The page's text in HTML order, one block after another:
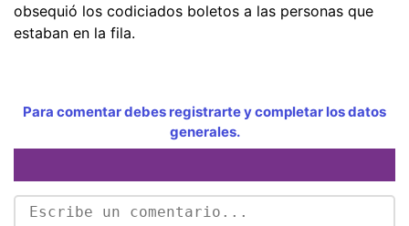
obsequió los codiciados boletos a las personas que
estaban en la fila.
Para comentar debes registrarte y completar los datos
generales.